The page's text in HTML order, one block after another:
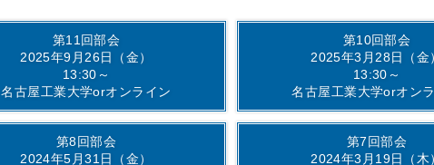
第11回部会
2025年9月26日（金）
13:30～
名古屋工業大学orオンライン
第10回部会
2025年3月28日（金
13:30～
名古屋工業大学orオン
第8回部会
2024年5月31日（金）
第7回部会
2024年3月19日（木